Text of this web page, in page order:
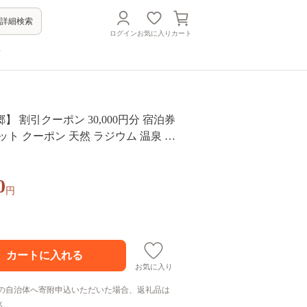
詳細検索
ログインお気に入り カート
】 割引クーポン 30,000円分 宿泊券
ト クーポン 天然 ラジウム 温泉 露
ーター 1A07100
円
お気に入り
自治体へ寄附申込いただいた場合、返礼品は